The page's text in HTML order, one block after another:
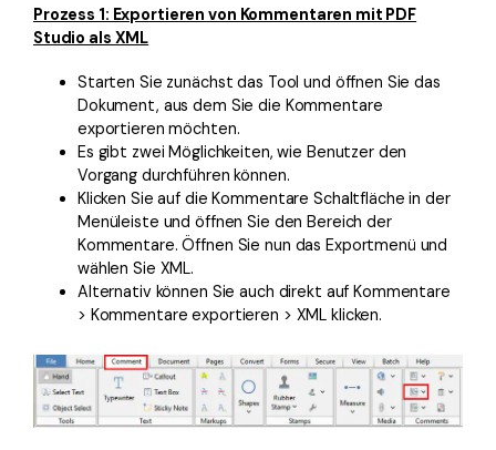
Prozess 1: Exportieren von Kommentaren mit PDF
Studio als XML
Starten Sie zunächst das Tool und öffnen Sie das
Dokument, aus dem Sie die Kommentare
exportieren möchten.
Es gibt zwei Möglichkeiten, wie Benutzer den
Vorgang durchführen können.
Klicken Sie auf die Kommentare Schaltfläche in der
Menüleiste und öffnen Sie den Bereich der
Kommentare. Öffnen Sie nun das Exportmenü und
wählen Sie XML.
Alternativ können Sie auch direkt auf Kommentare
> Kommentare exportieren > XML klicken.